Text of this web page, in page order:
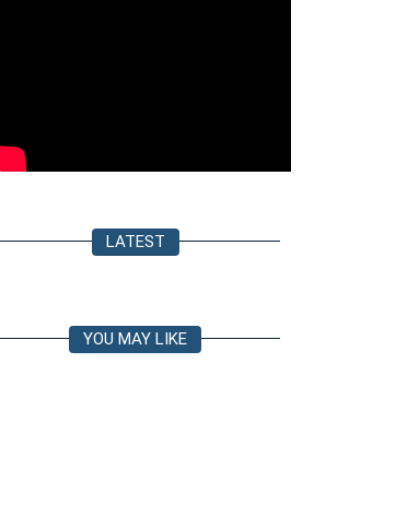
LATEST
YOU MAY LIKE